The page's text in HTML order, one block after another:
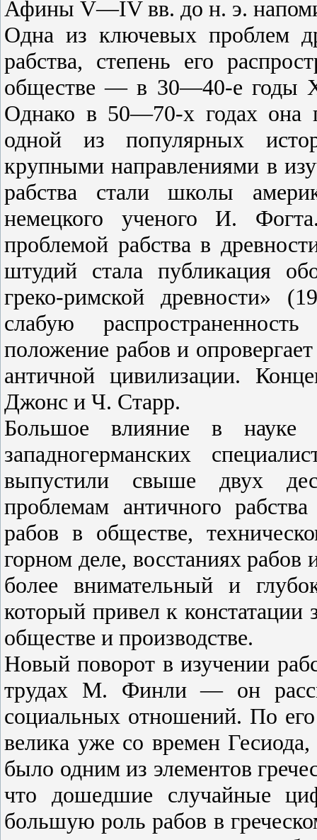
Афины V—IV вв. до н. э.
Одна из ключевых проблем
рабства, степень его
обществе — в 30—40-е годы
Однако в 50—70-х годах она
одной из популярных
крупными направлениями в
рабства стали школы
немецкого ученого И.
проблемой рабства в
штудий стала публикация
греко-римской древности»
слабую
положение рабов и
античной цивилизации.
Джонс и Ч. Старр.
Большое влияние в науке
западногерманских
выпустили свыше двух
проблемам античного
рабов в обществе,
горном деле, восстаниях
более внимательный и
который привел к констатации
обществе и производстве.
Новый поворот в изучении
трудах М. Финли — он
социальных отношений. По
велика уже со времен
было одним из элементов
что дошедшие случайные
большую роль рабов в